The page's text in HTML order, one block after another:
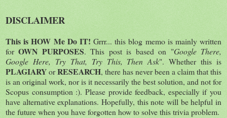
DISCLAIMER
This is HOW Me Do IT! Grrr... this blog memo is mainly written
forOWN PURPOSES. This post is based on "Google There,
Google Here, Try That, Try This, Then Ask". Whether this is
PLAGIARYorRESEARCH, there has never been a claim that this
is an original work, nor is it necessarily the best solution, and not for
Scopus consumption :). Please provide feedback, especially if you
have alternative explanations. Hopefully, this note will be helpful in
the future when you have forgotten how to solve this trivia problem.